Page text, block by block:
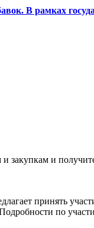
В рамках
закупкам и
принять
по